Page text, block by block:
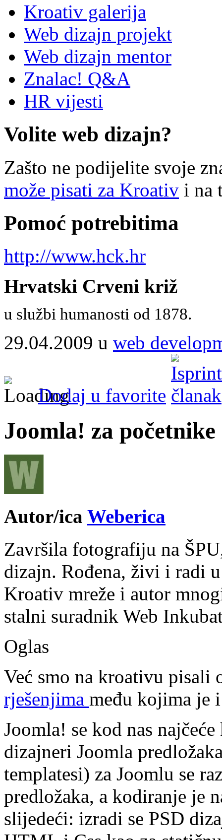
Kroativ galerija
Web dizajn projekt
Web dizajn mentor
Znalac! Q&A
HR vijesti
Volite web dizajn?
Zašto ne podijelite svoje
može pisati za Kroativ i na
Pomoć potrebitima
http://www.hck.hr
Hrvatski Crveni križ
u službi humanosti od 1878.
29.04.2009 u web
Dodaj u favorite
Joomla! za početnike
Autor/ica Weberica
Završila fotografiju na
dizajn. Rođena, živi i radi
Kroativ mreže i autor
stalni suradnik Web
Oglas
Već smo na kroativu pisali
rješenjima među kojima je
Joomla! se kod nas
dizajneri Joomla
templatesi) za Joomlu se
predložaka, a kodiranje je
slijedeći: izradi se PSD